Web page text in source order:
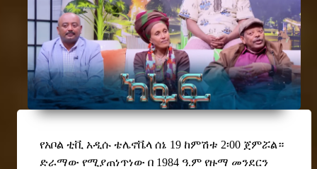
የአቦል ቲቪ አዲሱ ቴሌኖቬላ ሰኔ 19 ከምሽቱ 2፡00 ጀምሯል።
ድራማው የሚያጠነጥነው በ 1984 ዓ.ም የዙማ መንደርን